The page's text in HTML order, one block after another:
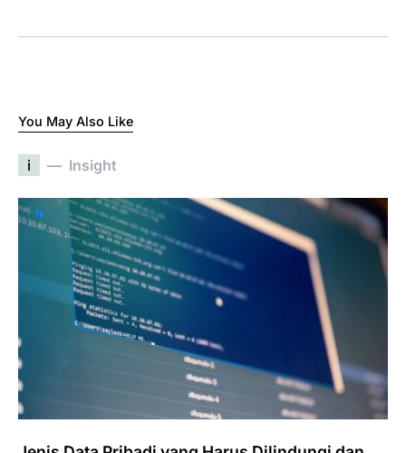
You May Also Like
i Insight